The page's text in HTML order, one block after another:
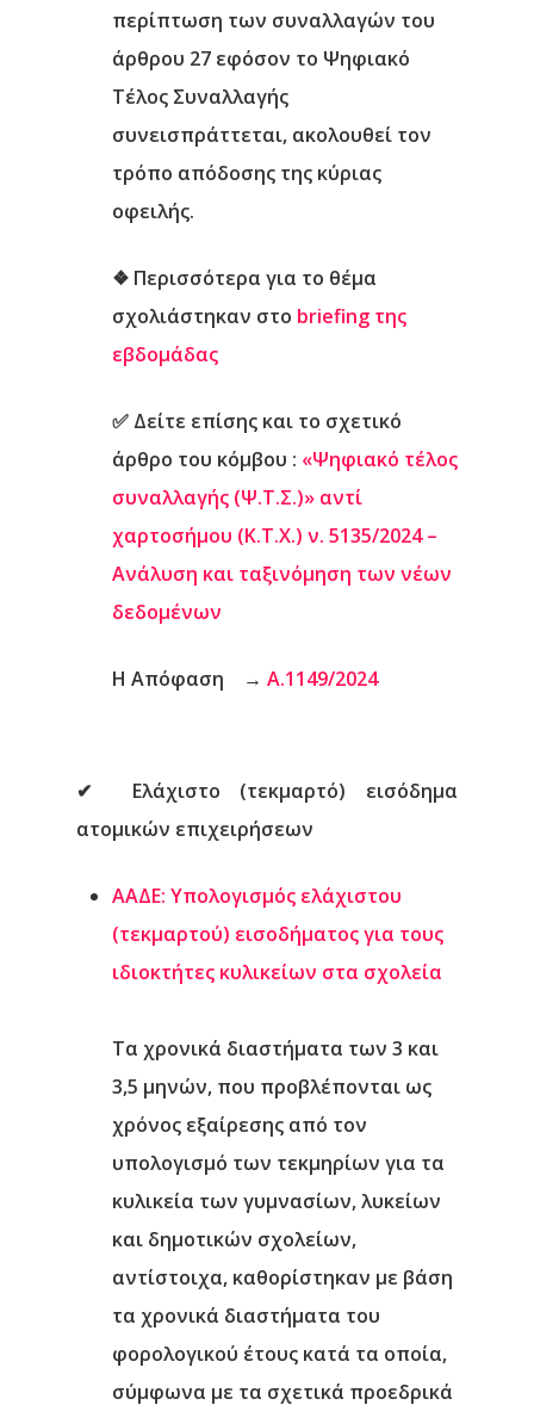
περίπτωση των συναλλαγών του
άρθρου 27 εφόσον το Ψηφιακό
Τέλος Συναλλαγής
συνεισπράττεται, ακολουθεί τον
τρόπο απόδοσης της κύριας
οφειλής.
❖ Περισσότερα για το θέμα
σχολιάστηκαν στο briefing της
εβδομάδας
✅ Δείτε επίσης και το σχετικό
άρθρο του κόμβου : «Ψηφιακό τέλος
συναλλαγής (Ψ.Τ.Σ.)» αντί
χαρτοσήμου (Κ.Τ.Χ.) ν. 5135/2024 –
Ανάλυση και ταξινόμηση των νέων
δεδομένων
Η Απόφαση → Α.1149/2024
✔
Ελάχιστο (τεκμαρτό) εισόδημα
ατομικών επιχειρήσεων
ΑΑΔΕ: Υπολογισμός ελάχιστου
(τεκμαρτού) εισοδήματος για τους
ιδιοκτήτες κυλικείων στα σχολεία
Τα χρονικά διαστήματα των 3 και
3,5 μηνών, που προβλέπονται ως
χρόνος εξαίρεσης από τον
υπολογισμό των τεκμηρίων για τα
κυλικεία των γυμνασίων, λυκείων
και δημοτικών σχολείων,
αντίστοιχα, καθορίστηκαν με βάση
τα χρονικά διαστήματα του
φορολογικού έτους κατά τα οποία,
σύμφωνα με τα σχετικά προεδρικά
Αρχική
Υπηρεσίες
Νέα